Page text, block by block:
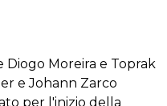
Diogo Moreira e Toprak
e Johann Zarco
per l'inizio della